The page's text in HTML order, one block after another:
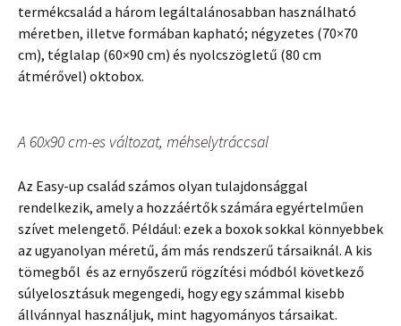
termékcsalád a három legáltalánosabban használható
méretben, illetve formában kapható; négyzetes (70×70
cm), téglalap (60×90 cm) és nyolcszögletű (80 cm
átmérővel) oktobox.
A 60x90 cm-es változat, méhselytráccsal
Az Easy-up család számos olyan tulajdonsággal
rendelkezik, amely a hozzáértők számára egyértelműen
szívet melengető. Például: ezek a boxok sokkal könnyebbek
az ugyanolyan méretű, ám más rendszerű társaiknál. A kis
tömegből és az ernyőszerű rögzítési módból következő
súlyelosztásuk megengedi, hogy egy számmal kisebb
állvánnyal használjuk, mint hagyományos társaikat.